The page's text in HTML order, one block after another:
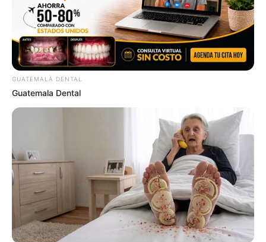
Surgeons: This Simple Method Ends Joint Pain &
GUATEMALA DENTAL
Guatemala Dental